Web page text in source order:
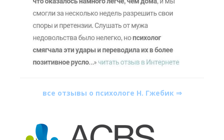
все отзывы о психологе Н. Гжебик ⇒